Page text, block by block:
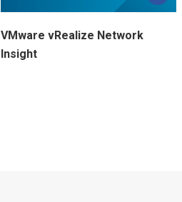
VMware vRealize Network
Insight